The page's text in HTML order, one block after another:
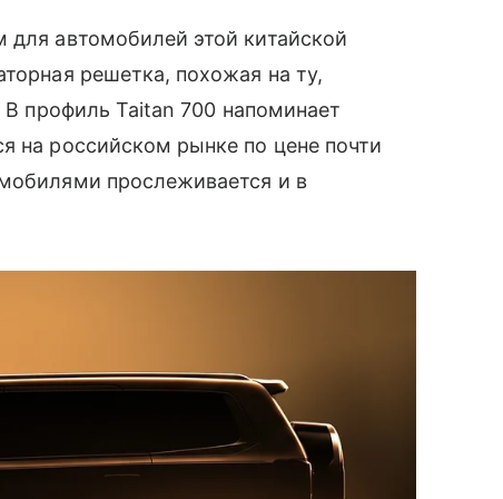
автомобилей этой китайской
решетка, похожая на ту,
В профиль Taitan 700 напоминает
на российском рынке по цене почти
прослеживается и в